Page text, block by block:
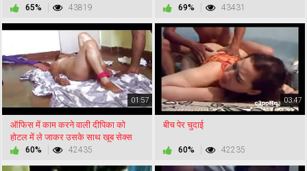
65% 43819 69% 43431
01:57
ऑफिस में काम करने वाली दीपिका को
होटल में ले जाकर उसके साथ खूब सेक्स
किया60% 42435
03:47
बीच पेर चुदाई
60% 42235